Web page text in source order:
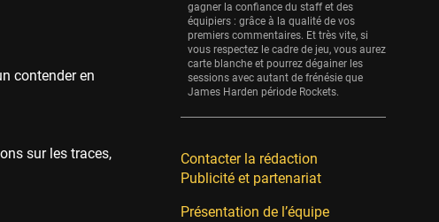
contender en
sur les traces,
REVERSE
11 sessions
Bleues
0 sessions
gagner la confiance du staff et des
équipiers : grâce à la qualité de vos
premiers commentaires. Et très vite, si
vous respectez le cadre de jeu, vous aurez
carte blanche et pourrez dégainer les
sessions avec autant de frénésie que
James Harden période Rockets.
Contacter la rédaction
Publicité et partenariat
Présentation de l’équipe